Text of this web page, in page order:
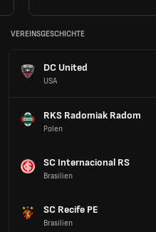
VEREINSGESCHICHTE
DC United
USA
RKS Radomiak Radom
Polen
SC Internacional RS
Brasilien
SC Recife PE
Brasilien